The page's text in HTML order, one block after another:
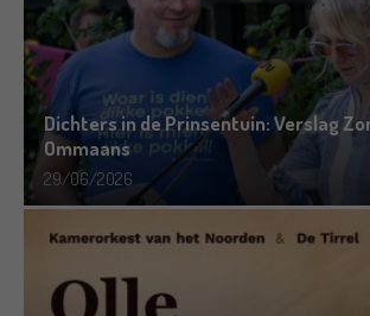
Dichters in de Prinsentuin: Verslag
Ommaans
29/06/2026